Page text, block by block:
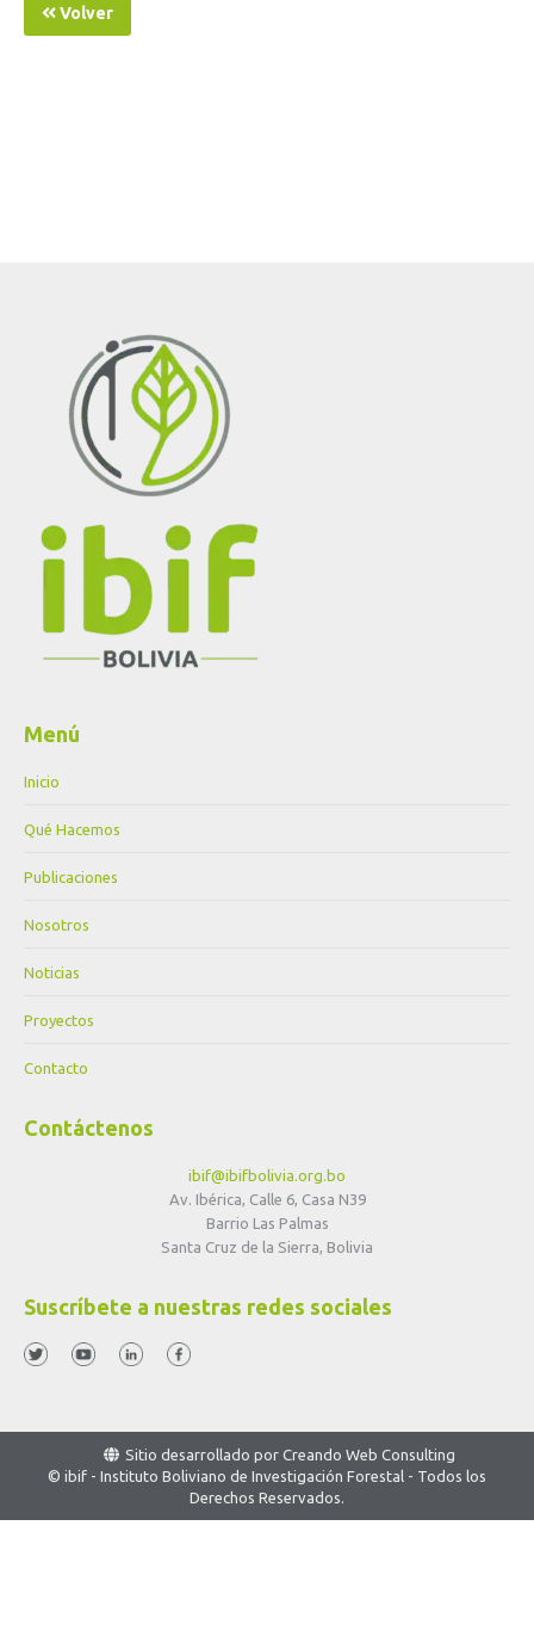
Volver
Menú
Inicio
Qué Hacemos
Publicaciones
Nosotros
Noticias
Proyectos
Contacto
Contáctenos
ibif@ibifbolivia.org.bo
Av. Ibérica, Calle 6, Casa N39
Barrio Las Palmas
Santa Cruz de la Sierra, Bolivia
Suscríbete a nuestras redes sociales
Sitio desarrollado por Creando Web Consulting
© ibif - Instituto Boliviano de Investigación Forestal - Todos los
Derechos Reservados.